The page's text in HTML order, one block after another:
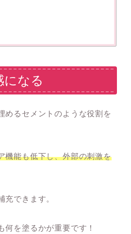
なる
めるセメントのような役割を
機能も低下し、外部の刺激を
できます。
を塗るかが重要です！